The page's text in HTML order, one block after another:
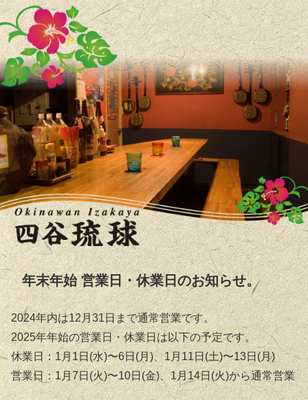
年末年始 営業日・休業日のお知らせ。
2024年内は12月31日まで通常営業です。
2025年年始の営業日・休業日は以下の予定です。
休業日：1月1日(水)〜6日(月)、1月11日(土)〜13日(月)
営業日：1月7日(火)〜10日(金)、1月14日(火)から通常営業